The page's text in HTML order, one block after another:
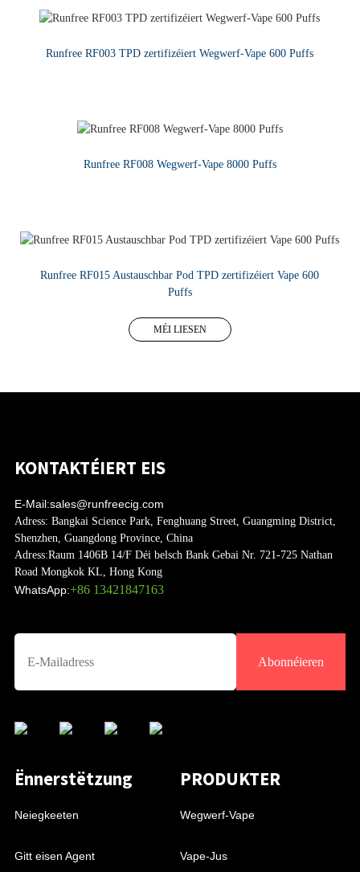
Runfree RF003 TPD zertifizéiert Wegwerf-Vape 600 Puffs
Runfree RF008 Wegwerf-Vape 8000 Puffs
Runfree RF015 Austauschbar Pod TPD zertifizéiert Vape 600
Puffs
MÉI LIESEN
KONTAKTÉIERT EIS
E-Mail:sales@runfreecig.com
Adress: Bangkai Science Park, Fenghuang Street, Guangming District,
Shenzhen, Guangdong Province, China
Adress:Raum 1406B 14/F Déi belsch Bank Gebai Nr. 721-725 Nathan
Road Mongkok KL, Hong Kong
WhatsApp:+86 13421847163
Abonnéieren
Ënnerstëtzung
Neiegkeeten
Gitt eisen Agent
PRODUKTER
Wegwerf-Vape
Vape-Jus